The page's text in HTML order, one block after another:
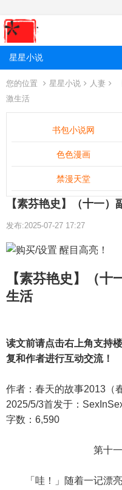
星星小说
您的位置 星星小说 人妻
激生活
书包小说网
色色漫画
禁漫天堂
【素芬艳史】（十一
发布:2025-07-27 17:27
【素芬艳史】（
生活
读文前请点击右上角支持
复和作者进行互动交流！
作者：春天的故事2013（
2025/5/3首发于：
字数：6,590
第十一章：副主
「哇！」随着一记漂亮